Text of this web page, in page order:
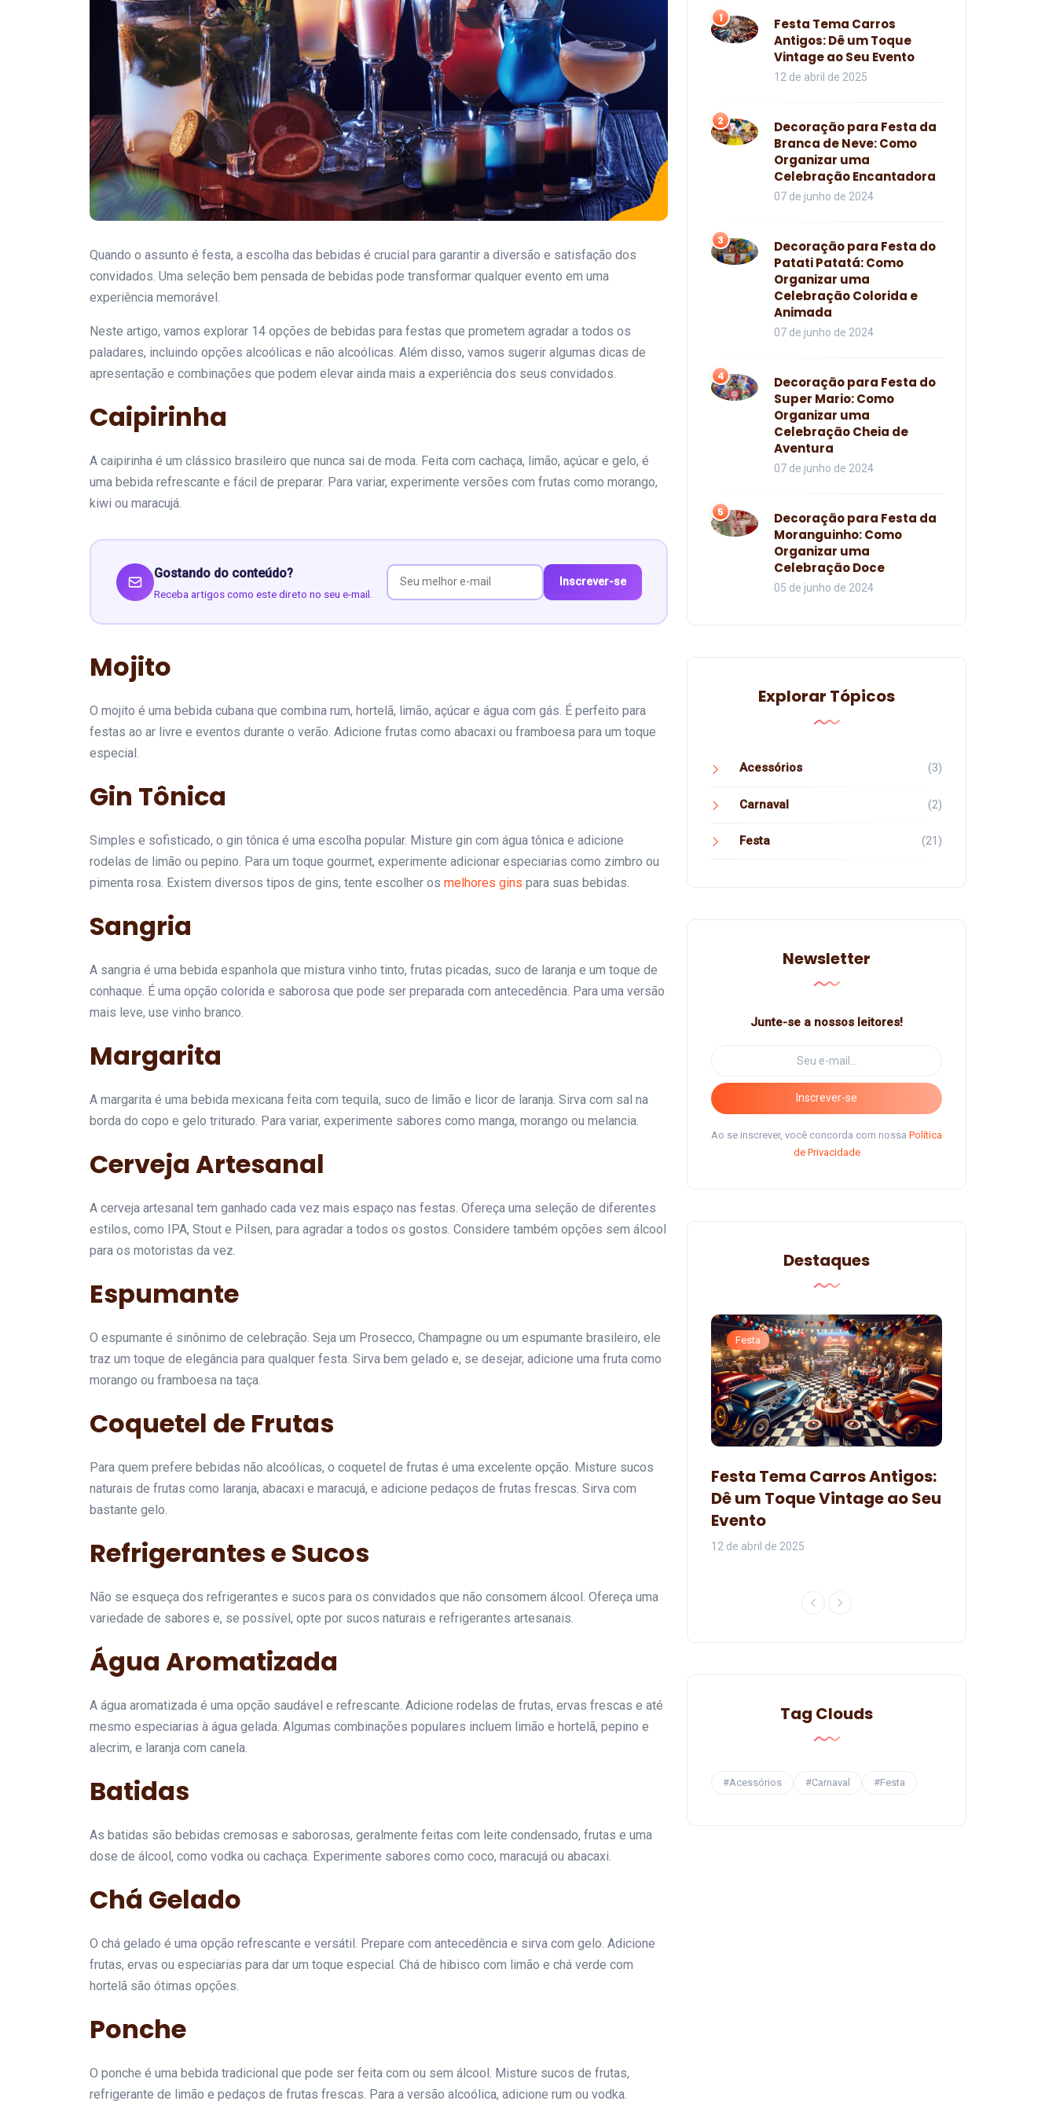
Quando o assunto é festa, a escolha das bebidas é crucial para garantir a diversão e satisfação dos
convidados. Uma seleção bem pensada de bebidas pode transformar qualquer evento em uma
experiência memorável.
Neste artigo, vamos explorar 14 opções de bebidas para festas que prometem agradar a todos os
paladares, incluindo opções alcoólicas e não alcoólicas. Além disso, vamos sugerir algumas dicas de
apresentação e combinações que podem elevar ainda mais a experiência dos seus convidados.
Caipirinha
A caipirinha é um clássico brasileiro que nunca sai de moda. Feita com cachaça, limão, açúcar e gelo, é
uma bebida refrescante e fácil de preparar. Para variar, experimente versões com frutas como morango,
kiwi ou maracujá.
Gostando do conteúdo?
Receba artigos como este direto no seu e-mail.
Inscrever-se
Mojito
O mojito é uma bebida cubana que combina rum, hortelã, limão, açúcar e água com gás. É perfeito para
festas ao ar livre e eventos durante o verão. Adicione frutas como abacaxi ou framboesa para um toque
especial.
Gin Tônica
Simples e sofisticado, o gin tônica é uma escolha popular. Misture gin com água tônica e adicione
rodelas de limão ou pepino. Para um toque gourmet, experimente adicionar especiarias como zimbro ou
pimenta rosa. Existem diversos tipos de gins, tente escolher os melhores gins para suas bebidas.
Sangria
A sangria é uma bebida espanhola que mistura vinho tinto, frutas picadas, suco de laranja e um toque de
conhaque. É uma opção colorida e saborosa que pode ser preparada com antecedência. Para uma versão
mais leve, use vinho branco.
Margarita
A margarita é uma bebida mexicana feita com tequila, suco de limão e licor de laranja. Sirva com sal na
borda do copo e gelo triturado. Para variar, experimente sabores como manga, morango ou melancia.
Cerveja Artesanal
A cerveja artesanal tem ganhado cada vez mais espaço nas festas. Ofereça uma seleção de diferentes
estilos, como IPA, Stout e Pilsen, para agradar a todos os gostos. Considere também opções sem álcool
para os motoristas da vez.
Espumante
O espumante é sinônimo de celebração. Seja um Prosecco, Champagne ou um espumante brasileiro, ele
traz um toque de elegância para qualquer festa. Sirva bem gelado e, se desejar, adicione uma fruta como
morango ou framboesa na taça.
Coquetel de Frutas
Para quem prefere bebidas não alcoólicas, o coquetel de frutas é uma excelente opção. Misture sucos
naturais de frutas como laranja, abacaxi e maracujá, e adicione pedaços de frutas frescas. Sirva com
bastante gelo.
Refrigerantes e Sucos
Não se esqueça dos refrigerantes e sucos para os convidados que não consomem álcool. Ofereça uma
variedade de sabores e, se possível, opte por sucos naturais e refrigerantes artesanais.
Água Aromatizada
A água aromatizada é uma opção saudável e refrescante. Adicione rodelas de frutas, ervas frescas e até
mesmo especiarias à água gelada. Algumas combinações populares incluem limão e hortelã, pepino e
alecrim, e laranja com canela.
Batidas
As batidas são bebidas cremosas e saborosas, geralmente feitas com leite condensado, frutas e uma
dose de álcool, como vodka ou cachaça. Experimente sabores como coco, maracujá ou abacaxi.
Chá Gelado
O chá gelado é uma opção refrescante e versátil. Prepare com antecedência e sirva com gelo. Adicione
frutas, ervas ou especiarias para dar um toque especial. Chá de hibisco com limão e chá verde com
hortelã são ótimas opções.
Ponche
O ponche é uma bebida tradicional que pode ser feita com ou sem álcool. Misture sucos de frutas,
refrigerante de limão e pedaços de frutas frescas. Para a versão alcoólica, adicione rum ou vodka.
1
Festa Tema Carros
Antigos: Dê um Toque
Vintage ao Seu Evento
12 de abril de 2025
2
Decoração para Festa da
Branca de Neve: Como
Organizar uma
Celebração Encantadora
07 de junho de 2024
3
Decoração para Festa do
Patati Patatá: Como
Organizar uma
Celebração Colorida e
Animada
07 de junho de 2024
4
Decoração para Festa do
Super Mario: Como
Organizar uma
Celebração Cheia de
Aventura
07 de junho de 2024
5
Decoração para Festa da
Moranguinho: Como
Organizar uma
Celebração Doce
05 de junho de 2024
Explorar Tópicos
Acessórios (3)
Carnaval (2)
Festa (21)
Newsletter
Junte-se a nossos leitores!
Inscrever-se
Ao se inscrever, você concorda com nossa Política
de Privacidade
Destaques
Festa
Decoração para Festa do
Patati Patatá: Como
Festa
Festa Tema Carros Antigos:
Dê um Toque Vintage ao Seu
Evento
12 de abril de 2025
Tag Clouds
#Acessórios #Carnaval #Festa